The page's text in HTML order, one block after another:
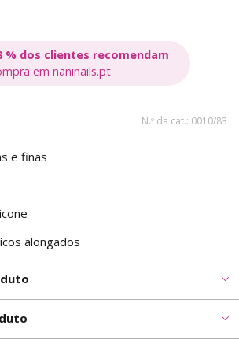
% dos clientes recomendam
em naninails.pt
N.º da cat.: 0010/83
e finas
alongados